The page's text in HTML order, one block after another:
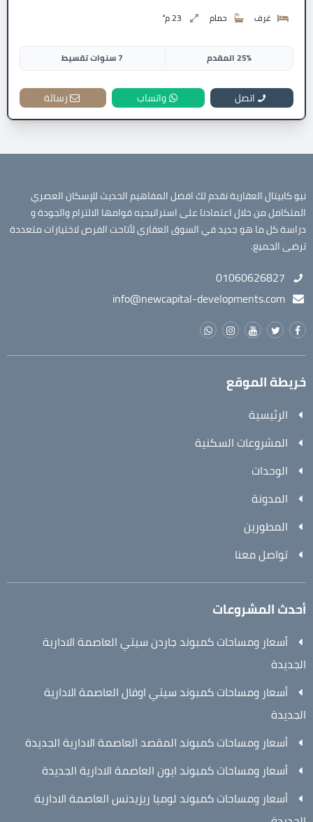
غرف حمام 23 م²
25% المقدم 7 سنوات تقسيط
اتصل واتساب رسالة
نيو كابيتال العقارية نقدم لك افضل المفاهيم الحديث للإسكان العصري
المتكامل من خلال اعتمادنا على استراتيجيه قوامها الالتزام والجودة و
دراسة كل ما هو جديد في السوق العقاري لأتاحت الفرص لاختيارات متعددة
ترضى الجميع.
01060626827
info@newcapital-developments.com
خريطة الموقع
الرئيسية
المشروعات السكنية
الوحدات
المدونة
المطورين
تواصل معنا
أحدث المشروعات
أسعار ومساحات كمبوند جاردن سيتي العاصمة الادارية
الجديدة
أسعار ومساحات كمبوند سيتي اوفال العاصمة الادارية
الجديدة
أسعار ومساحات كمبوند المقصد العاصمة الادارية الجديدة
أسعار ومساحات كمبوند ايون العاصمة الادارية الجديدة
أسعار ومساحات كمبوند لوميا ريزيدنس العاصمة الادارية